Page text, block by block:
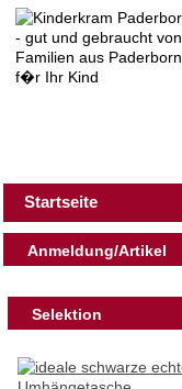
Startseite
Anmeldung/Artikel
Selektion